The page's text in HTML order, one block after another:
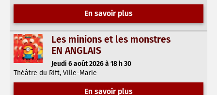
En savoir plus
Les minions et les monstres
EN ANGLAIS
Jeudi 6 août 2026 à 18 h 30
Théâtre du Rift, Ville-Marie
En savoir plus